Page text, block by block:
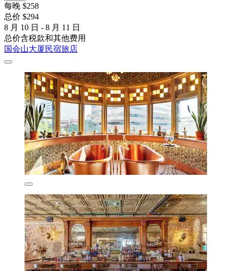
每晚 $258
总价 $294
8 月 10 日 - 8 月 11 日
总价含税款和其他费用
国会山大厦民宿旅店